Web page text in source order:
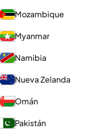
Mozambique
Myanmar
Namibia
Nueva Zelanda
Omán
Pakistán